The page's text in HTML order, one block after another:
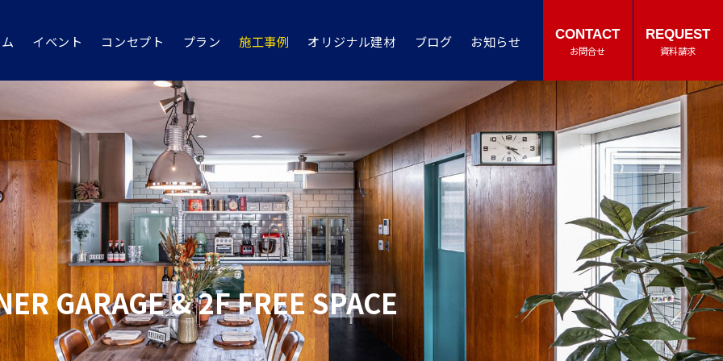
GARAGE & 2F FREE SPACE
イベント コンセプト プラン 施工事例 オリジナル建材 ブログ お知らせ CONTACT
お問合せ
REQUEST
資料請求